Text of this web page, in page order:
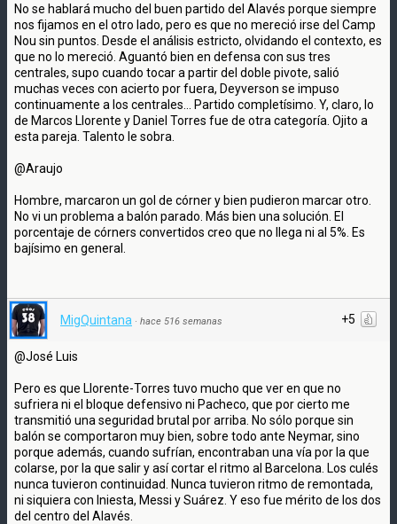
No se hablará mucho del buen partido del Alavés porque siempre
nos fijamos en el otro lado, pero es que no mereció irse del Camp
Nou sin puntos. Desde el análisis estricto, olvidando el contexto, es
que no lo mereció. Aguantó bien en defensa con sus tres
centrales, supo cuando tocar a partir del doble pivote, salió
muchas veces con acierto por fuera, Deyverson se impuso
continuamente a los centrales... Partido completísimo. Y, claro, lo
de Marcos Llorente y Daniel Torres fue de otra categoría. Ojito a
esta pareja. Talento le sobra.
@Araujo
Hombre, marcaron un gol de córner y bien pudieron marcar otro.
No vi un problema a balón parado. Más bien una solución. El
porcentaje de córners convertidos creo que no llega ni al 5%. Es
bajísimo en general.
+5
MigQuintana · hace 516 semanas
@José Luis
Pero es que Llorente-Torres tuvo mucho que ver en que no
sufriera ni el bloque defensivo ni Pacheco, que por cierto me
transmitió una seguridad brutal por arriba. No sólo porque sin
balón se comportaron muy bien, sobre todo ante Neymar, sino
porque además, cuando sufrían, encontraban una vía por la que
colarse, por la que salir y así cortar el ritmo al Barcelona. Los culés
nunca tuvieron continuidad. Nunca tuvieron ritmo de remontada,
ni siquiera con Iniesta, Messi y Suárez. Y eso fue mérito de los dos
del centro del Alavés.